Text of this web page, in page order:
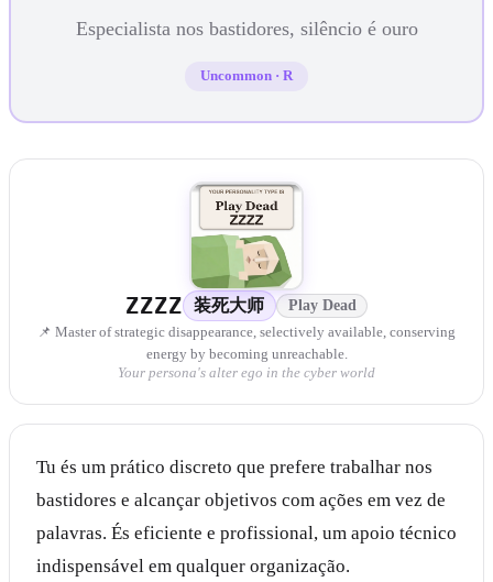
Especialista nos bastidores, silêncio é ouro
Uncommon · R
ZZZZ 装死大师 Play Dead
📌 Master of strategic disappearance, selectively available, conserving
energy by becoming unreachable.
Your persona's alter ego in the cyber world
Tu és um prático discreto que prefere trabalhar nos
bastidores e alcançar objetivos com ações em vez de
palavras. És eficiente e profissional, um apoio técnico
indispensável em qualquer organização.